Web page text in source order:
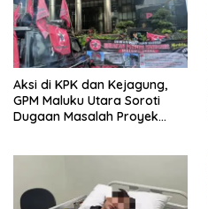
Aksi di KPK dan Kejagung,
GPM Maluku Utara Soroti
Dugaan Masalah Proyek